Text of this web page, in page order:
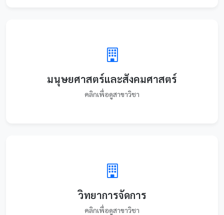
มนุษยศาสตร์และสังคมศาสตร์
คลิกเพื่อดูสาขาวิชา
วิทยาการจัดการ
คลิกเพื่อดูสาขาวิชา